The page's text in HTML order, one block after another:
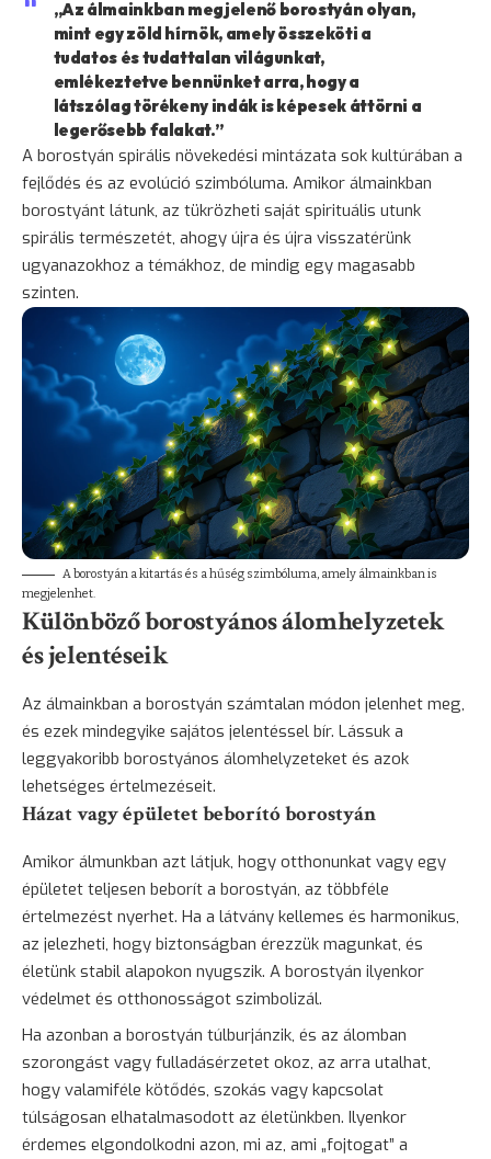
„Az álmainkban megjelenő borostyán olyan,
mint egy zöld hírnök, amely összeköti a
tudatos és tudattalan világunkat,
emlékeztetve bennünket arra, hogy a
látszólag törékeny indák is képesek áttörni a
legerősebb falakat.”
A borostyán spirális növekedési mintázata sok kultúrában a
fejlődés és az evolúció szimbóluma. Amikor álmainkban
borostyánt látunk, az tükrözheti saját spirituális utunk
spirális természetét, ahogy újra és újra visszatérünk
ugyanazokhoz a témákhoz, de mindig egy magasabb
szinten.
A borostyán a kitartás és a hűség szimbóluma, amely álmainkban is
megjelenhet.
Különböző borostyános álomhelyzetek
és jelentéseik
Az álmainkban a borostyán számtalan módon jelenhet meg,
és ezek mindegyike sajátos jelentéssel bír. Lássuk a
leggyakoribb borostyános álomhelyzeteket és azok
lehetséges értelmezéseit.
Házat vagy épületet beborító borostyán
Amikor álmunkban azt látjuk, hogy otthonunkat vagy egy
épületet teljesen beborít a borostyán, az többféle
értelmezést nyerhet. Ha a látvány kellemes és harmonikus,
az jelezheti, hogy biztonságban érezzük magunkat, és
életünk stabil alapokon nyugszik. A borostyán ilyenkor
védelmet és otthonosságot szimbolizál.
Ha azonban a borostyán túlburjánzik, és az álomban
szorongást vagy fulladásérzetet okoz, az arra utalhat,
hogy valamiféle kötődés, szokás vagy kapcsolat
túlságosan elhatalmasodott az életünkben. Ilyenkor
érdemes elgondolkodni azon, mi az, ami „fojtogat” a